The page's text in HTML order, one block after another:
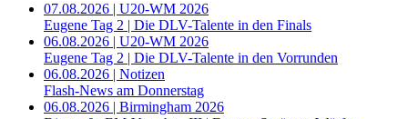
07.08.2026 | U20-WM 2026
Eugene Tag 2 | Die DLV-Talente in den Finals
06.08.2026 | U20-WM 2026
Eugene Tag 2 | Die DLV-Talente in den Vorrunden
06.08.2026 | Notizen
Flash-News am Donnerstag
06.08.2026 | Birmingham 2026